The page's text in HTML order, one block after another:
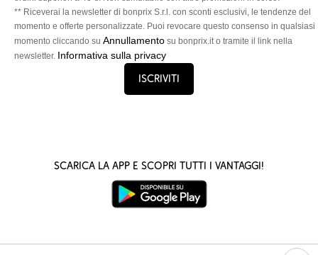
** Riceverai la newsletter di bonprix S.r.l. con sconti esclusivi, le tendenze del
momento e offerte personalizzate. Puoi revocare questo consenso in qualsiasi
momento cliccando su Annullamento su bonprix.it o tramite il link nella
newsletter. Informativa sulla privacy
Iscriviti
Scarica la App e scopri tutti i vantaggi!